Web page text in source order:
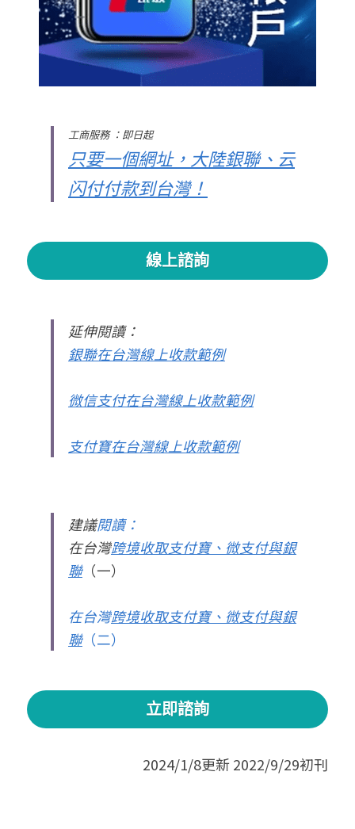
工商服務 ：即日起
只要一個網址，大陸銀聯、云
闪付付款到台灣！
線上諮詢
延伸閱讀：
銀聯在台灣線上收款範例
微信支付在台灣線上收款範例
支付寶在台灣線上收款範例
建議閱讀：
在台灣跨境收取支付寶、微支付與銀
聯（一）
在台灣跨境收取支付寶、微支付與銀
聯（二）
立即諮詢
2024/1/8更新 2022/9/29初刊